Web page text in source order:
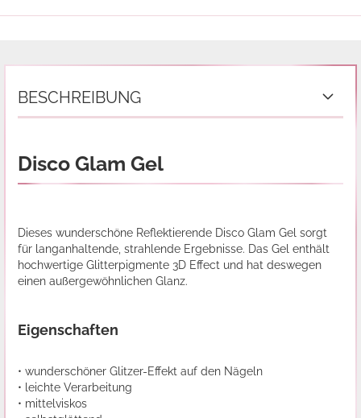
BESCHREIBUNG
Disco Glam Gel
Dieses wunderschöne Reflektierende Disco Glam Gel sorgt
für langanhaltende, strahlende Ergebnisse. Das Gel enthält
hochwertige Glitterpigmente 3D Effect und hat deswegen
einen außergewöhnlichen Glanz.
Eigenschaften
• wunderschöner Glitzer-Effekt auf den Nägeln
• leichte Verarbeitung
• mittelviskos